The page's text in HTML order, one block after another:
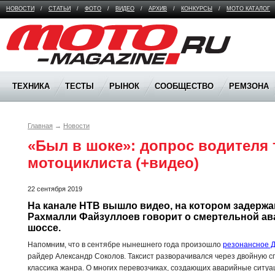
НОВОСТИ / СТАТЬИ / ФОТО / ВИДЕО / АРХИВ / КОНКУРСЫ / МОТО КАТАЛОГ
Moto Magazine
ТЕХНИКА ТЕСТЫ РЫНОК СООБЩЕСТВО РЕМЗОНА
Главная → Новости
«Был в шоке»: допрос водителя
мотоциклиста (+видео)
22 сентября 2019
На канале НТВ вышло видео, на котором
Рахмалли Файзуллоев говорит о смертельной
шоссе.
Напомним, что в сентябре нынешнего года произошло резонансное
райдер Александр Соколов. Таксист разворачивался через двойную
классика жанра. О многих перевозчиках, создающих аварийные